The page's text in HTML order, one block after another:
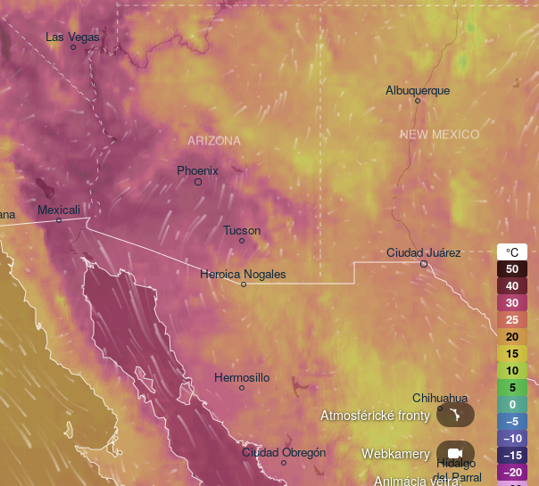
Animácia vetra:
Webkamery
Atmosférické fronty
Las Vegas
Mexicali
Phoenix
Albuquerque
Tucson
NEW MEXICO
ARIZONA
Ciudad Juárez
Chihuahua
Hermosillo
Heroica Nogales
Ciudad Obregón
Hidalgo
del Parral
°C
50
40
30
25
20
15
10
5
0
−5
−10
−15
−20